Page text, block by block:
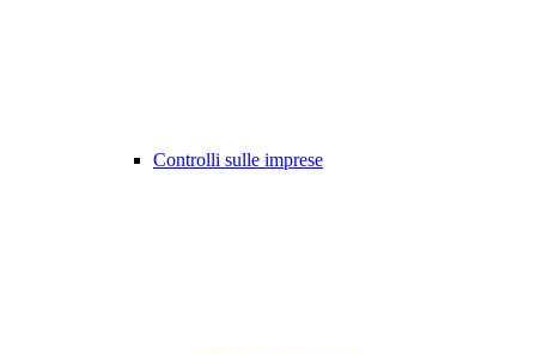
Controlli sulle imprese